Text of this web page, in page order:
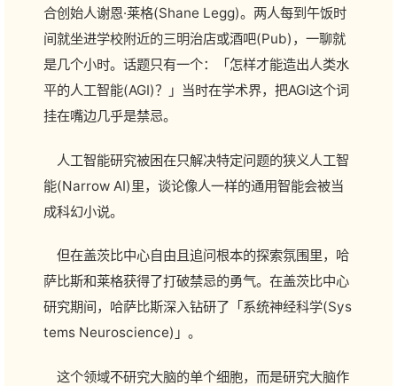
合创始人谢恩·莱格(Shane Legg)。两人每到午饭时
间就坐进学校附近的三明治店或酒吧(Pub)，一聊就
是几个小时。话题只有一个：「怎样才能造出人类水
平的人工智能(AGI)？」当时在学术界，把AGI这个词
挂在嘴边几乎是禁忌。
人工智能研究被困在只解决特定问题的狭义人工智
能(Narrow AI)里，谈论像人一样的通用智能会被当
成科幻小说。
但在盖茨比中心自由且追问根本的探索氛围里，哈
萨比斯和莱格获得了打破禁忌的勇气。在盖茨比中心
研究期间，哈萨比斯深入钻研了「系统神经科学(Sys
tems Neuroscience)」。
这个领域不研究大脑的单个细胞，而是研究大脑作